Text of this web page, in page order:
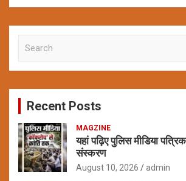
c
Recent Posts
MAGZINE
यहां पढ़िए पुलिस मीडिया
संस्करण
August 10, 2026 admin